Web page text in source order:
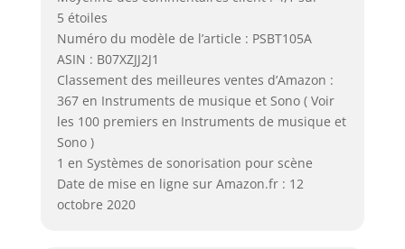
5 étoiles
Numéro du modèle de l’article : PSBT105A
ASIN : B07XZJJ2J1
Classement des meilleures ventes d’Amazon :
367 en Instruments de musique et Sono ( Voir
les 100 premiers en Instruments de musique et
Sono )
1 en Systèmes de sonorisation pour scène
Date de mise en ligne sur Amazon.fr : 12
octobre 2020